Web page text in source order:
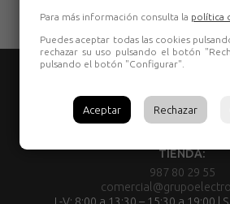
TIENDA:
987 80 29 55
Para más información consulta la política
Puedes aceptar todas las cookies
rechazar su uso pulsando el botón
pulsando el botón "Configurar".
Aceptar Rechazar